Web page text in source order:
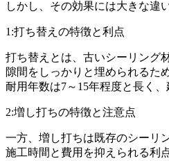
しかし、その効果には大きな違
1:打ち替えの特徴と利点
打ち替えとは、古いシーリング
隙間をしっかりと埋められるた
耐用年数は7～15年程度と長く
2:増し打ちの特徴と注意点
一方、増し打ちは既存のシーリ
施工時間と費用を抑えられる利